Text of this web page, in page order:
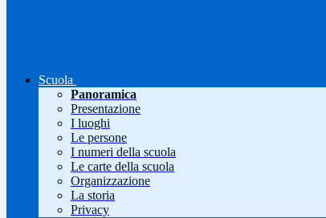
Scuola
Panoramica
Presentazione
I luoghi
Le persone
I numeri della scuola
Le carte della scuola
Organizzazione
La storia
Privacy